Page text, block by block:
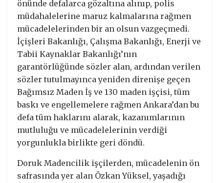
önünde defalarca gözaltına alınıp, polis
müdahalelerine maruz kalmalarına rağmen
mücadelelerinden bir an olsun vazgeçmedi.
İçişleri Bakanlığı, Çalışma Bakanlığı, Enerji ve
Tabii Kaynaklar Bakanlığı’nın
garantörlüğünde sözler alan, ardından verilen
sözler tutulmayınca yeniden direnişe geçen
Bağımsız Maden İş ve 130 maden işçisi, tüm
baskı ve engellemelere rağmen Ankara’dan bu
defa tüm haklarını alarak, kazanımlarının
mutluluğu ve mücadelelerinin verdiği
yorgunlukla birlikte geri döndü.
Doruk Madencilik işçilerden, mücadelenin ön
safrasında yer alan Özkan Yüksel, yaşadığı